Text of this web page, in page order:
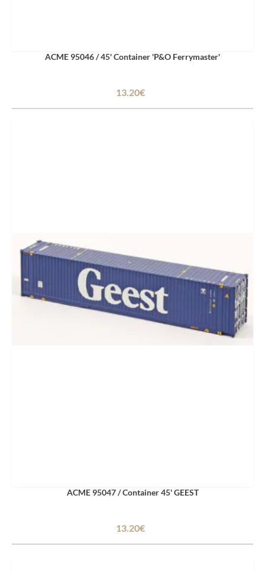
ACME 95046 / 45' Container 'P&O Ferrymaster'
13.20€
ACME 95047 / Container 45' GEEST
13.20€